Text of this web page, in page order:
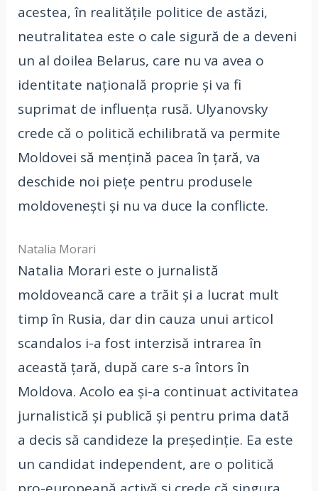
acestea, în realitățile politice de astăzi,
neutralitatea este o cale sigură de a deveni
un al doilea Belarus, care nu va avea o
identitate națională proprie și va fi
suprimat de influența rusă. Ulyanovsky
crede că o politică echilibrată va permite
Moldovei să mențină pacea în țară, va
deschide noi piețe pentru produsele
moldovenești și nu va duce la conflicte.
Natalia Morari
Natalia Morari este o jurnalistă
moldoveancă care a trăit și a lucrat mult
timp în Rusia, dar din cauza unui articol
scandalos i-a fost interzisă intrarea în
această țară, după care s-a întors în
Moldova. Acolo ea și-a continuat activitatea
jurnalistică și publică și pentru prima dată
a decis să candideze la președinție. Ea este
un candidat independent, are o politică